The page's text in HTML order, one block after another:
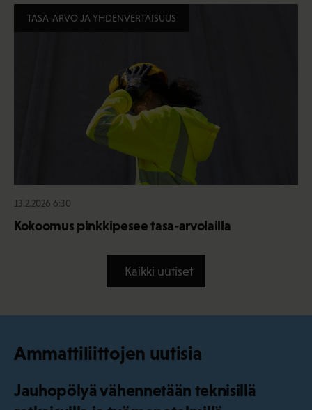
TASA-ARVO JA YHDENVERTAISUUS
13.2.2026 6:30
Kokoomus pinkkipesee tasa-arvolailla
Kaikki uutiset
Ammattiliittojen uutisia
Jauhopölyä vähennetään teknisillä